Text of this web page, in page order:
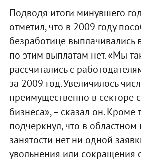
Подводя итоги минувшего
отметил, что в 2009 году
безработице выплачивались
по этим выплатам нет. «Мы
рассчитались с
за 2009 год. Увеличилось
преимущественно в секторе
бизнеса», – сказал он. Кроме
подчеркнул, что в областном
занятости нет ни одной
увольнения или сокращения